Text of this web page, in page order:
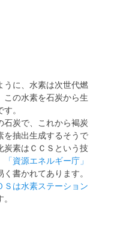
うに、水素は次世代燃
この水素を石炭から生
。
石炭で、これから褐炭
を抽出生成するそうで
炭素はＣＣＳという技
「資源エネルギー庁」
書かれてあります。
Ｓは水素ステーション